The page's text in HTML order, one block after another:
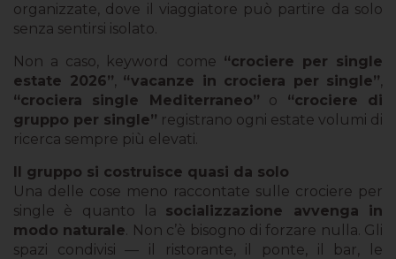
organizzate, dove il viaggiatore può partire da solo
senza sentirsi isolato.
Non a caso, keyword come “crociere per single
estate 2026”, “vacanze in crociera per single”,
“crociera single Mediterraneo” o “crociere di
gruppo per single” registrano ogni estate volumi di
ricerca sempre più elevati.
Il gruppo si costruisce quasi da solo
Una delle cose meno raccontate sulle crociere per
single è quanto la socializzazione avvenga in
modo naturale. Non c’è bisogno di forzare nulla. Gli
spazi condivisi — il ristorante, il ponte, il bar, le